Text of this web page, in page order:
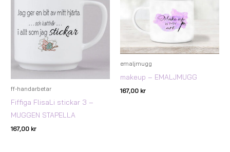
ff-handarbetar
Fiffiga FlisaLi stickar 3 –
MUGGEN STAPELLA
167,00 kr
emaljmugg
makeup – EMALJMUGG
167,00 kr